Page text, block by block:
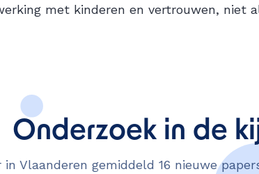
met kinderen en vertrouwen, niet
Onderzoek in de
in Vlaanderen gemiddeld 16 nieuwe